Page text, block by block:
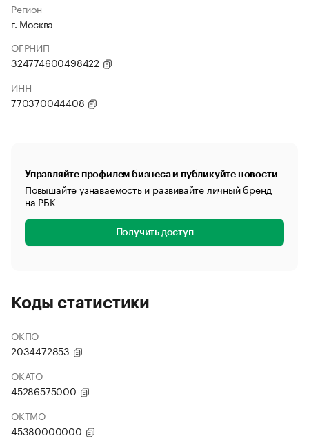
Регион
г. Москва
ОГРНИП
324774600498422
ИНН
770370044408
Управляйте профилем бизнеса и публикуйте новости
Повышайте узнаваемость и развивайте личный бренд
на РБК
Получить доступ
Коды статистики
ОКПО
2034472853
ОКАТО
45286575000
ОКТМО
45380000000